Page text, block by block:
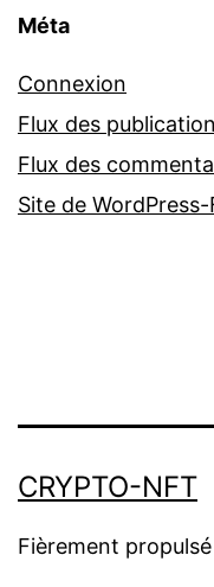
Méta
Connexion
Flux des
Flux des
Site de WordPress-
CRYPTO-NFT
Fièrement